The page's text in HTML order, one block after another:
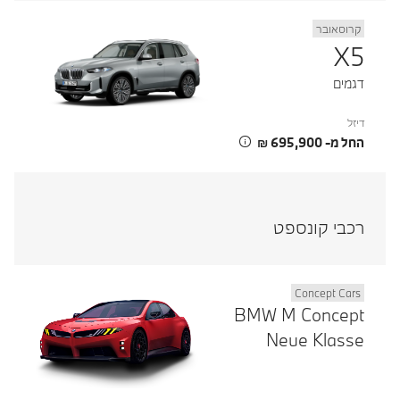
קרוסאובר
X5
דגמים
דיזל
החל מ- ‏695,900 ‏₪
רכבי קונספט
Concept Cars
BMW M Concept
Neue Klasse